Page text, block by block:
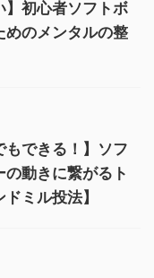
】初心者ソフトボ
めのメンタルの整
もできる！】ソフ
の動きに繋がるト
ミル投法】